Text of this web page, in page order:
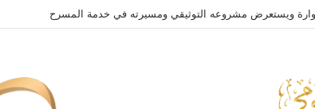
ويستعرض مشروعه التوثيقي ومسيرته في خدمة المسرح